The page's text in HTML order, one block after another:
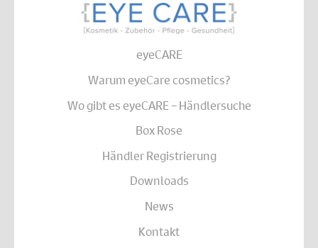
eyeCARE
Warum eyeCare cosmetics?
Wo gibt es eyeCARE – Händlersuche
Box Rose
Händler Registrierung
Downloads
News
Kontakt